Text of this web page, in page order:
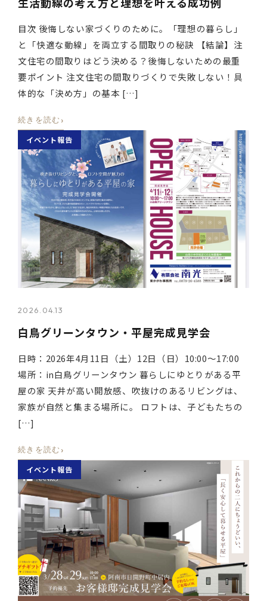
目次 後悔しない家づくりのために。「理想の暮らし」
と「快適な動線」を両立する間取りの秘訣 【結論】注
文住宅の間取りはどう決める？後悔しないための最重
要ポイント 注文住宅の間取りづくりで失敗しない！具
体的な「決め方」の基本 […]
続きを読む ›
イベント報告
2026.04.13
白鳥グリーンタウン・平屋完成見学会
日時：2026年4月11日（土）12日（日）10:00～17:00
場所：in白鳥グリーンタウン 暮らしにゆとりがある平
屋の家 天井が高い開放感、吹抜けのあるリビングは、
家族が自然と集まる場所に。 ロフトは、子どもたちの
[…]
続きを読む ›
イベント報告